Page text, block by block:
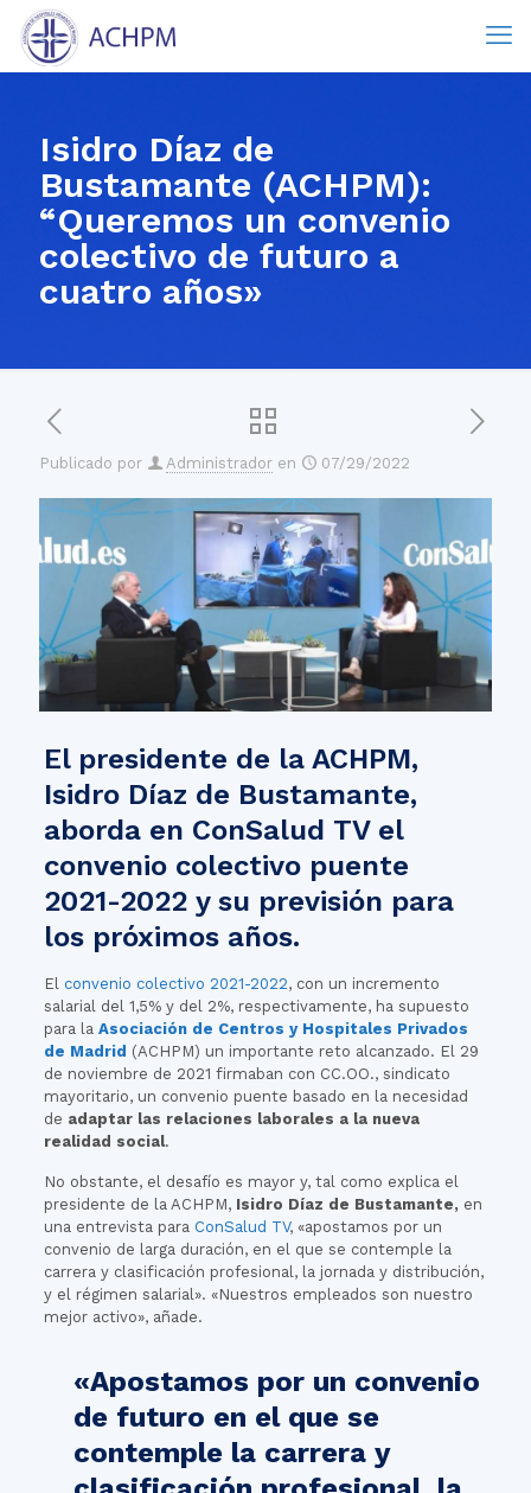
Isidro Díaz de
Bustamante (ACHPM):
“Queremos un convenio
colectivo de futuro a
cuatro años»
Publicado por Administrador en 07/29/2022
El presidente de la ACHPM,
Isidro Díaz de Bustamante,
aborda en ConSalud TV el
convenio colectivo puente
2021-2022 y su previsión para
los próximos años.
El convenio colectivo 2021-2022, con un incremento
salarial del 1,5% y del 2%, respectivamente, ha supuesto
para la Asociación de Centros y Hospitales Privados
de Madrid (ACHPM) un importante reto alcanzado. El 29
de noviembre de 2021 firmaban con CC.OO., sindicato
mayoritario, un convenio puente basado en la necesidad
de adaptar las relaciones laborales a la nueva
realidad social.
No obstante, el desafío es mayor y, tal como explica el
presidente de la ACHPM, Isidro Díaz de Bustamante, en
una entrevista para ConSalud TV, «apostamos por un
convenio de larga duración, en el que se contemple la
carrera y clasificación profesional, la jornada y distribución,
y el régimen salarial». «Nuestros empleados son nuestro
mejor activo», añade.
«Apostamos por un convenio
de futuro en el que se
contemple la carrera y